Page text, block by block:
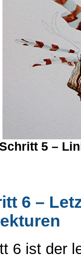
5 –
6 –
6 ist der